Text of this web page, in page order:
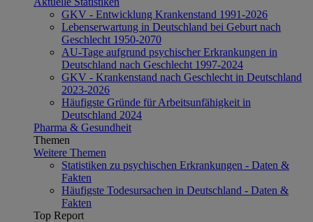
GKV - Entwicklung Krankenstand 1991-2026
Lebenserwartung in Deutschland bei Geburt nach
Geschlecht 1950-2070
AU-Tage aufgrund psychischer Erkrankungen in
Deutschland nach Geschlecht 1997-2024
GKV - Krankenstand nach Geschlecht in Deutschland
2023-2026
Häufigste Gründe für Arbeitsunfähigkeit in
Deutschland 2024
Pharma & Gesundheit
Themen
Weitere Themen
Statistiken zu psychischen Erkrankungen - Daten &
Fakten
Häufigste Todesursachen in Deutschland - Daten &
Fakten
Top Report